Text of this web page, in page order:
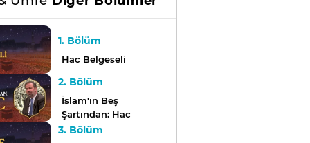
1. Bölüm
Hac Belgeseli
2. Bölüm
İslam'ın Beş
Şartından: Hac
3. Bölüm